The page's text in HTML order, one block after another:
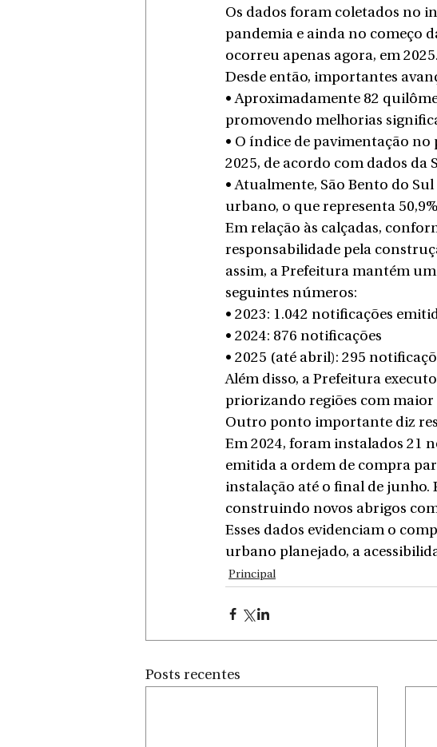
Os dados foram coletados no
pandemia e ainda no começo
ocorreu apenas agora, em 2025.
Desde então, importantes
• Aproximadamente 82
promovendo melhorias
• O índice de pavimentação
2025, de acordo com dados da
• Atualmente, São Bento do
urbano, o que representa
Em relação às calçadas,
responsabilidade pela
assim, a Prefeitura mantém
seguintes números:
• 2023: 1.042 notificações
• 2024: 876 notificações
• 2025 (até abril): 295
Além disso, a Prefeitura
priorizando regiões com maior
Outro ponto importante diz
Em 2024, foram instalados 21
emitida a ordem de compra
instalação até o final de junho.
construindo novos abrigos
Esses dados evidenciam o
urbano planejado, a
Principal
Posts recentes